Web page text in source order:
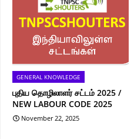
GENERAL KNOWLEDGE
புதிய தொழிலாளர் சட்டம் 2025 /
NEW LABOUR CODE 2025
November 22, 2025